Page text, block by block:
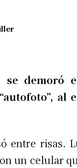
se demoró
al
entre risas.
un celular